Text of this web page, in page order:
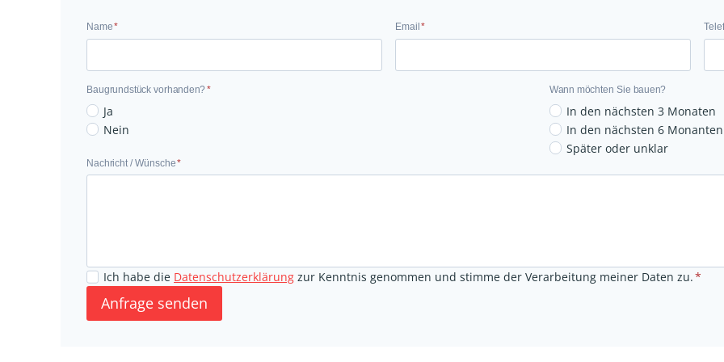
Name*
N
m
e
Email *
E
a
Baugrundstück vorhanden?*
B
a
g
s
t
Ja
Nein
Wann möchten Sie bauen?
In den nächsten 3 Monaten
In den nächsten 6 Monanten
Später oder unklar
Nachricht / Wünsche*
N
i
c
Ich habe die Datenschutzerklärung zur Kenntnis genommen und stimme der Verarbeitung meiner Daten zu.*
Anfrage senden